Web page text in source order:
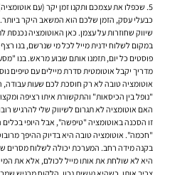
5. שכפלו את עצמכם ותקנו זמן יקר (עם אוטומציה)
כבעלי עסק, הזמן שלכם הוא המשאב היקר ביותר.
שיווק שחוזרות על עצמן. כאן האוטומציה נכנסת
במקום לשלוח ידנית מייל לכל מי שנרשם, בנו
פוסטים כל יום, תזמנו אותם שבוע מראש. בנו
מדריך יקבל אוטומטית סדרת מיילים עם טיפים
אוטומציה טובה לא רק חוסכת לכם שעות
"נופל בין הכיסאות" והתקשורת איתו רציפה
האם אוטומציה לא תגרום לשיווק שלי להרגיש
זו הסכנה באוטומציה "טיפשה", אבל היופי
"חכמה". אוטומציה טובה היא בדיוק ההיפך
בקנה מידה רחב. המערכת יכולה לשלוח מסרים
היא לא שולחת את אותו מייל לכולם, אלא את